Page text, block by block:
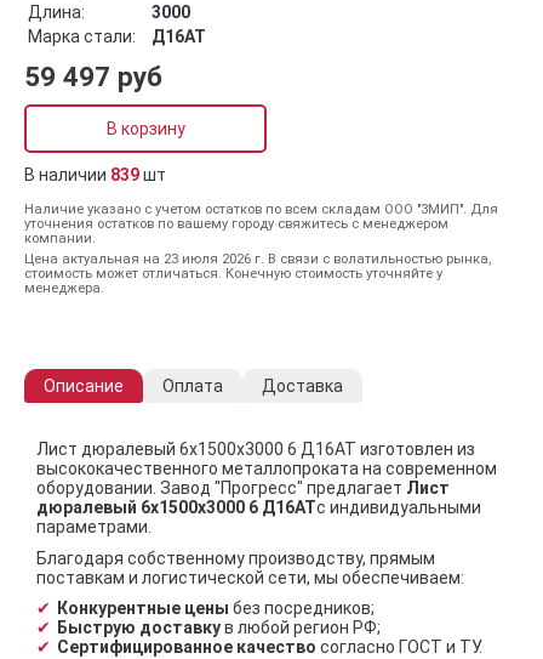
Длина:
3000
Марка стали:
Д16АТ
59 497 руб
В корзину
В наличии 839шт
Наличие указано с учетом остатков по всем складам ООО "ЗМИП". Для
уточнения остатков по вашему городу свяжитесь с менеджером
компании.
Цена актуальная на 23 июля 2026 г. В связи с волатильностью рынка,
стоимость может отличаться. Конечную стоимость уточняйте у
менеджера.
Описание Оплата Доставка
Лист дюралевый 6х1500х3000 6 Д16АТ изготовлен из
высококачественного металлопроката на современном
оборудовании. Завод "Прогресс" предлагает Лист
дюралевый 6х1500х3000 6 Д16АТс индивидуальными
параметрами.
Благодаря собственному производству, прямым
поставкам и логистической сети, мы обеспечиваем:
Конкурентные цены без посредников;
Быструю доставкув любой регион РФ;
Сертифицированное качество согласно ГОСТ и ТУ.